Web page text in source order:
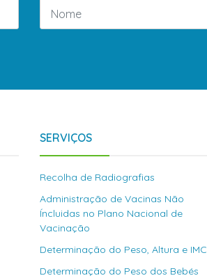
SERVIÇOS
Recolha de Radiografias
Administração de Vacinas Não
Íncluidas no Plano Nacional de
Vacinação
Determinação do Peso, Altura e IMC
Determinação do Peso dos Bebés